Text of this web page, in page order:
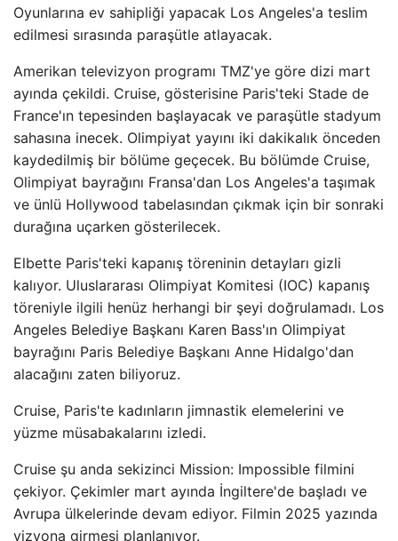
Oyunlarına ev sahipliği yapacak Los Angeles'a teslim
edilmesi sırasında paraşütle atlayacak.
Amerikan televizyon programı TMZ'ye göre dizi mart
ayında çekildi. Cruise, gösterisine Paris'teki Stade de
France'ın tepesinden başlayacak ve paraşütle stadyum
sahasına inecek. Olimpiyat yayını iki dakikalık önceden
kaydedilmiş bir bölüme geçecek. Bu bölümde Cruise,
Olimpiyat bayrağını Fransa'dan Los Angeles'a taşımak
ve ünlü Hollywood tabelasından çıkmak için bir sonraki
durağına uçarken gösterilecek.
Elbette Paris'teki kapanış töreninin detayları gizli
kalıyor. Uluslararası Olimpiyat Komitesi (IOC) kapanış
töreniyle ilgili henüz herhangi bir şeyi doğrulamadı. Los
Angeles Belediye Başkanı Karen Bass'ın Olimpiyat
bayrağını Paris Belediye Başkanı Anne Hidalgo'dan
alacağını zaten biliyoruz.
Cruise, Paris'te kadınların jimnastik elemelerini ve
yüzme müsabakalarını izledi.
Cruise şu anda sekizinci Mission: Impossible filmini
çekiyor. Çekimler mart ayında İngiltere'de başladı ve
Avrupa ülkelerinde devam ediyor. Filmin 2025 yazında
vizyona girmesi planlanıyor.